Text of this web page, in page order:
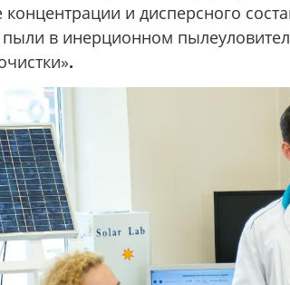
и дисперсного
в инерционном
.